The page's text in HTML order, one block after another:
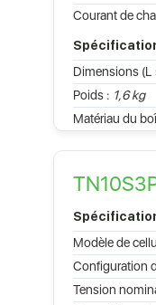
Courant de
Dimensions (L
Poids : 1,6 kg
Matériau du
Modèle de
Configuration
Tension